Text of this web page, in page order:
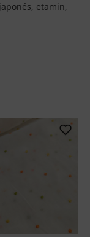
etamin,